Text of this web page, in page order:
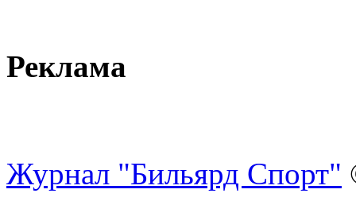
Реклама
Журнал "Бильярд Спорт"